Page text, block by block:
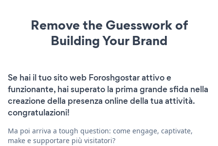
Remove the Guesswork of
Building Your Brand
Se hai il tuo sito web Foroshgostar attivo e
funzionante, hai superato la prima grande sfida nella
creazione della presenza online della tua attività.
congratulazioni!
Ma poi arriva a tough question: come engage, captivate,
make e supportare più visitatori?